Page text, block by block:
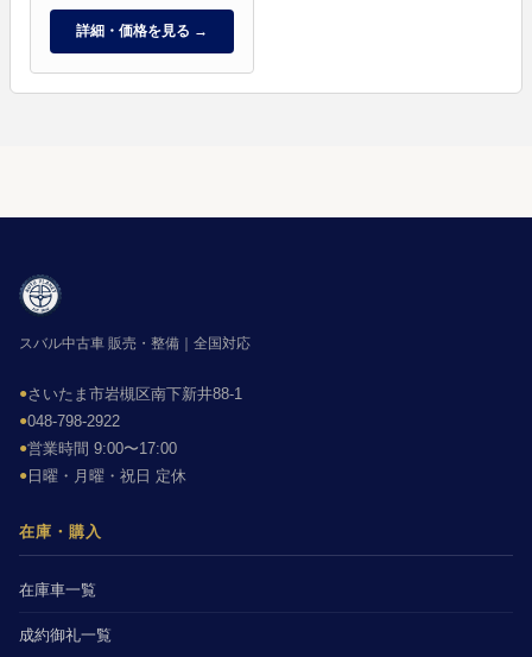
詳細・価格を見る →
スバル中古車 販売・整備｜全国対応
●さいたま市岩槻区南下新井88-1
●048-798-2922
●営業時間 9:00〜17:00
●日曜・月曜・祝日 定休
在庫・購入
在庫車一覧
成約御礼一覧